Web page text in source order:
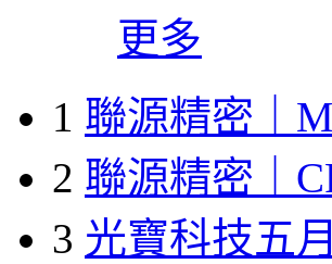
更多
1 聯源精密｜
2 聯源精密｜
3 光寶科技五